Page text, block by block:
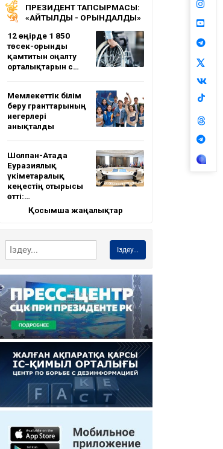
ПРЕЗИДЕНТ ТАПСЫРМАСЫ:
«АЙТЫЛДЫ - ОРЫНДАЛДЫ»
12 өңірде 1 850
төсек-орынды
қамтитын оңалту
орталықтарын с…
Мемлекеттік білім
беру гранттарының
иегерлері
анықталды
Шолпан-Атада
Еуразиялық
үкіметаралық
кеңестің отырысы
өтті:…
Қосымша жаңалықтар
Іздеу...